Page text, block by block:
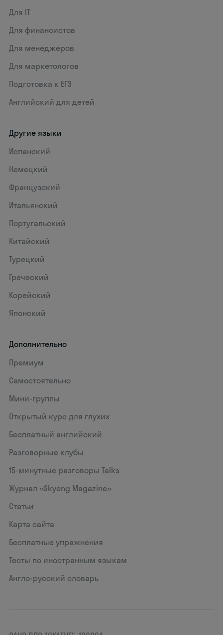
Для IT
Для финансистов
Для менеджеров
Для маркетологов
Подготовка к ЕГЭ
Английский для детей
Другие языки
Испанский
Немецкий
Французский
Итальянский
Португальский
Китайский
Турецкий
Греческий
Корейский
Японский
Дополнительно
Премиум
Самостоятельно
Мини-группы
Открытый курс для глухих
Бесплатный английский
Разговорные клубы
15‑минутные разговоры Talks
Журнал «Skyeng Magazine»
Статьи
Карта сайта
Бесплатные упражнения
Тесты по иностранным языкам
Англо-русский словарь